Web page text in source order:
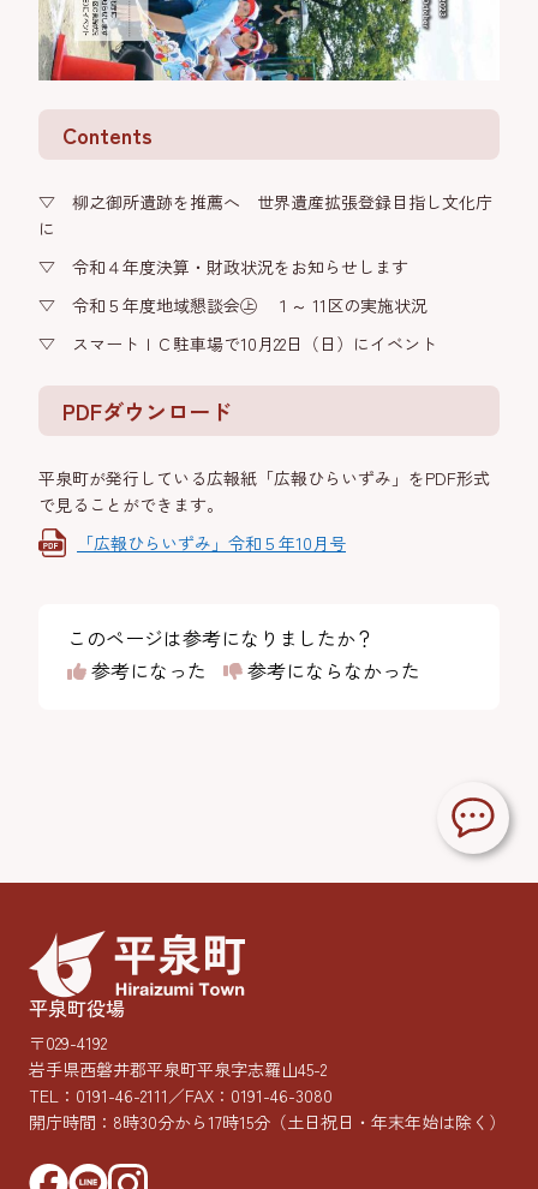
Contents
▽ 柳之御所遺跡を推薦へ 世界遺産拡張登録目指し文化庁
に
▽ 令和４年度決算・財政状況をお知らせします
▽ 令和５年度地域懇談会㊤ １～ 11区の実施状況
▽ スマートＩＣ駐車場で10月22日（日）にイベント
PDFダウンロード
平泉町が発行している広報紙「広報ひらいずみ」をPDF形式
で見ることができます。
「広報ひらいずみ」令和５年10月号
このページは参考になりましたか？
参考になった
参考にならなかった
平泉町役場
〒029-4192
岩手県西磐井郡平泉町平泉字志羅山45-2
TEL： 0191-46-2111／FAX：0191-46-3080
開庁時間：8時30分から17時15分 （土日祝日・年末年始は除く）